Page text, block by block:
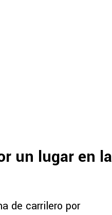
un lugar en la
de carrilero por